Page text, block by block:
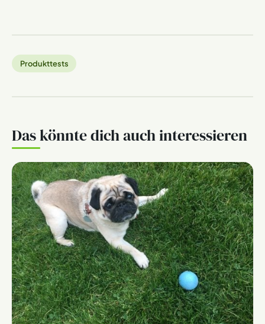
Produkttests
Das könnte dich auch interessieren